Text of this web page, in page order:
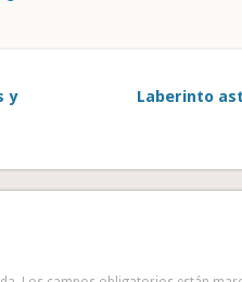
y
Laberinto